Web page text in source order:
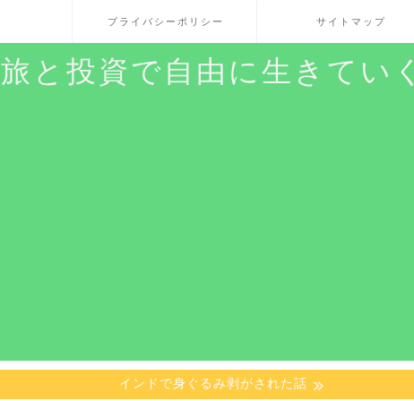
プライバシーポリシー サイトマップ
旅と投資で自由に生きていく
インドで身ぐるみ剥がされた話